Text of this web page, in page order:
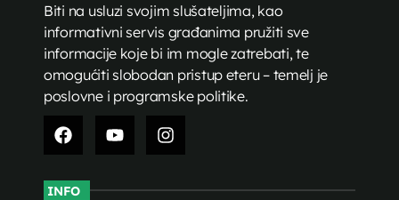
Biti na usluzi svojim slušateljima, kao
informativni servis građanima pružiti sve
informacije koje bi im mogle zatrebati, te
omogućiti slobodan pristup eteru – temelj je
poslovne i programske politike.
INFO